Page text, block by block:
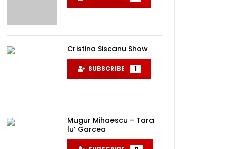
Cristina Siscanu Show
SUBSCRIBE 1
Mugur Mihaescu – Tara
lu’ Garcea